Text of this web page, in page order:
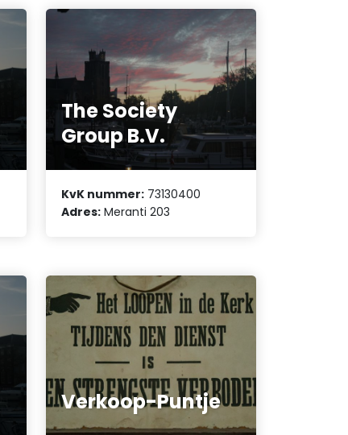
The Society
Group B.V.
KvK nummer: 73130400
Adres: Meranti 203
Verkoop-Puntje